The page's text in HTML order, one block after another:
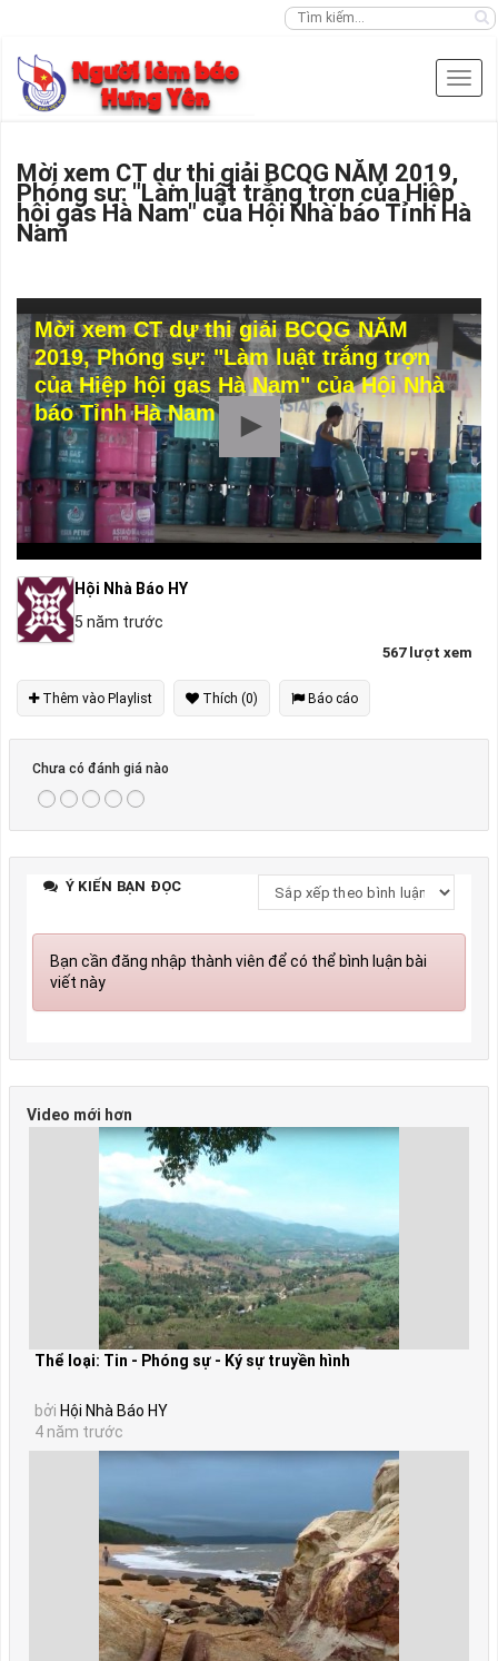
Mời xem CT dự thi giải BCQG NĂM 2019,
Phóng sự: "Làm luật trắng trợn của Hiệp
hội gas Hà Nam" của Hội Nhà báo Tỉnh Hà
Nam
Mời xem CT dự thi giải BCQG NĂM
2019, Phóng sự: "Làm luật trắng trợn
của Hiệp hội gas Hà Nam" của Hội Nhà
báo Tỉnh Hà Nam
Hội Nhà Báo HY
5 năm trước
567 lượt xem
Thêm vào Playlist Thích (0) Báo cáo
Chưa có đánh giá nào
Ý KIẾN BẠN ĐỌC
Bạn cần đăng nhập thành viên để có thể bình luận bài
viết này
Video mới hơn
Thể loại: Tin - Phóng sự - Ký sự truyền hình
bởi Hội Nhà Báo HY
4 năm trước